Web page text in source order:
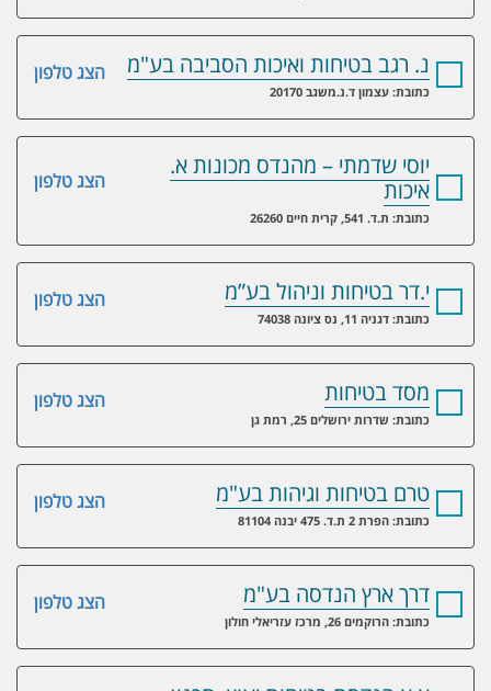
הצג טלפון נ. רגב בטיחות ואיכות הסביבה בע"מ
כתובת: עצמון ד.נ.משגב 20170
הצג טלפון
יוסי שדמתי – מהנדס מכונות א.
איכות
כתובת: ת.ד. 541, קרית חיים 26260
הצג טלפון י.דר בטיחות וניהול בע”מ
כתובת: דגניה 11, נס ציונה 74038
הצג טלפון מסד בטיחות
כתובת: שדרות ירושלים 25, רמת גן
הצג טלפון טרם בטיחות וגיהות בע"מ
כתובת: הפרת 2 ת.ד. 475 יבנה 81104
הצג טלפון דרך ארץ הנדסה בע"מ
כתובת: הרוקמים 26, מרכז עזריאלי חולון